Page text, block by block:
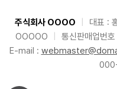
주식회사 OOOO 대표 :
OOOOO
통신판매업번
E-mail :